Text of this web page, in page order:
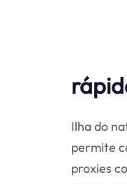
Ilha do
permite
proxies